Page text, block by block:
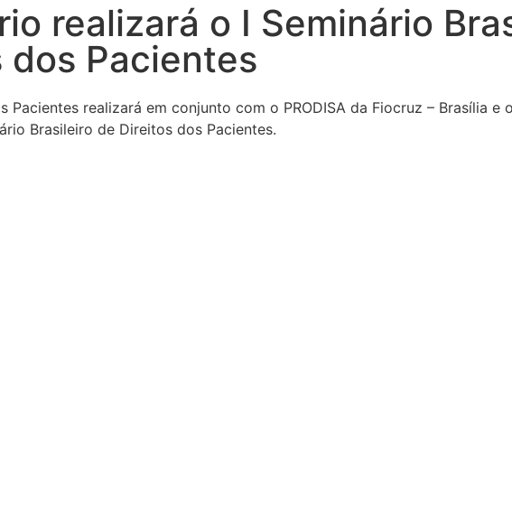
realizará o I Seminário
dos Pacientes
Pacientes realizará em conjunto com o PRODISA da Fiocruz – Brasília e
Brasileiro de Direitos dos Pacientes.